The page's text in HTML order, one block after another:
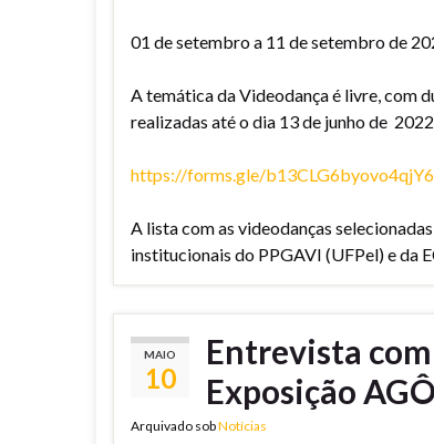
01 de setembro a 11 de setembro de
A temática da Videodança é livre, com
realizadas até o dia 13 de junho de
https://forms.gle/b13CLG6byovo4qjY6
A lista com as videodanças
institucionais do PPGAVI (UFPel) e da
MAIO
10
Entrevista
Exposição
Arquivado sobNotícias